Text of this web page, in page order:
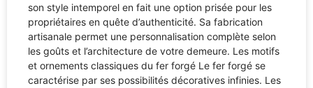
son style intemporel en fait une option prisée pour les
propriétaires en quête d’authenticité. Sa fabrication
artisanale permet une personnalisation complète selon
les goûts et l’architecture de votre demeure. Les motifs
et ornements classiques du fer forgé Le fer forgé se
caractérise par ses possibilités décoratives infinies. Les